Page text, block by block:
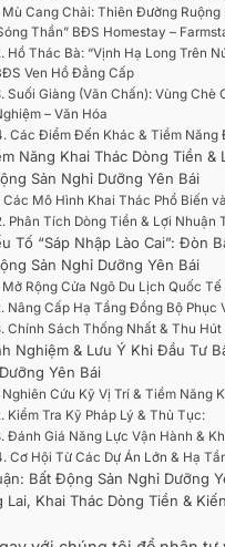
Mù Cang Chải: Thiên Đường Ruộng
Thần” BĐS Homestay –
Hồ Thác Bà: “Vịnh Hạ Long Trên
Ven Hồ Đẳng Cấp
Suối Giàng (Văn Chấn): Vùng Chè
– Văn Hóa
Các Điểm Đến Khác & Tiềm Năng
Năng Khai Thác Dòng Tiền &
Sản Nghỉ Dưỡng Yên Bái
Các Mô Hình Khai Thác Phổ Biến
Phân Tích Dòng Tiền & Lợi Nhuận
Tố “Sáp Nhập Lào Cai”: Đòn
Sản Nghỉ Dưỡng Yên Bái
Mở Rộng Cửa Ngõ Du Lịch Quốc
Nâng Cấp Hạ Tầng Đồng Bộ Phục
Chính Sách Thống Nhất & Thu
Nghiệm & Lưu Ý Khi Đầu Tư
Yên Bái
Nghiên Cứu Kỹ Vị Trí & Tiềm Năng
Kiểm Tra Kỹ Pháp Lý & Thủ Tục:
Đánh Giá Năng Lực Vận Hành &
Cơ Hội Từ Các Dự Án Lớn & Hạ
Bất Động Sản Nghỉ Dưỡng
Lai, Khai Thác Dòng Tiền &